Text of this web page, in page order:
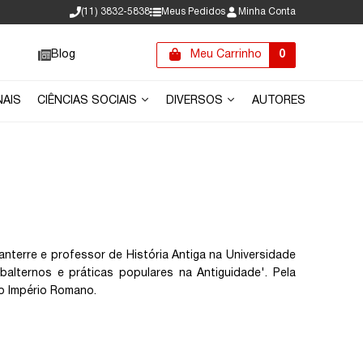
(11) 3832-5838 Meus Pedidos Minha Conta
Blog Meu Carrinho 0
CIÊNCIAS SOCIAIS DIVERSOS AUTORES
e professor de História Antiga na Universidade
e práticas populares na Antiguidade'. Pela
Romano.